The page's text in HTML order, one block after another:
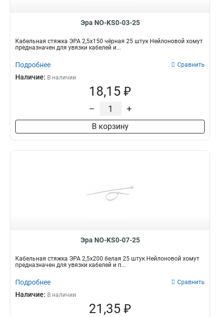
Эра NO-KS0-03-25
Кабельная стяжка ЭРА 2,5х150 чёрная 25 штук Нейлоновой хомут
предназначен для увязки кабелей и...
Подробнее Сравнить
Наличие: В наличии
18,15 ₽
– +
В корзину
Эра NO-KS0-07-25
Кабельная стяжка ЭРА 2,5х200 белая 25 штук Нейлоновой хомут
предназначен для увязки кабелей и п...
Подробнее Сравнить
Наличие: В наличии
21,35 ₽